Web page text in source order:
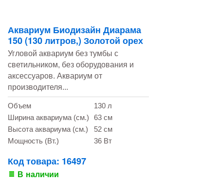
Аквариум Биодизайн Диарама
150 (130 литров,) Золотой орех
Угловой аквариум без тумбы с
светильником, без оборудования и
аксессуаров. Аквариум от
производителя...
Объем
130 л
Ширина аквариума (см.)
63 см
Высота аквариума (см.)
52 см
Мощность (Вт.)
36 Вт
Код товара: 16497
В наличии